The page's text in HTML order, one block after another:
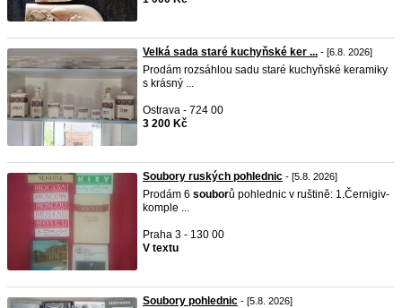
Velká sada staré kuchyňské ker ... - [6.8. 2026]
Prodám rozsáhlou sadu staré kuchyňské keramiky
s krásný ...
Ostrava - 724 00
3 200 Kč
Soubory ruských pohlednic - [5.8. 2026]
Prodám 6 souborů pohlednic v ruštině: 1.Černigiv-
komple ...
Praha 3 - 130 00
V textu
Soubory pohlednic - [5.8. 2026]